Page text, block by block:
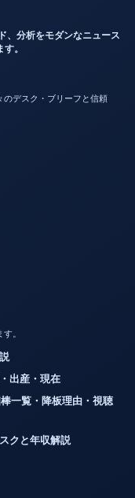
、分析をモダンなニュース
。
のデスク・ブリーフと信頼
。
出産・現在
一覧・降板理由・視聴
クと年収解説